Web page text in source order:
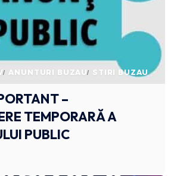
ANUNTURI BUZAU STIRI BUZAU
–
TEMPORARĂ A
PUBLIC